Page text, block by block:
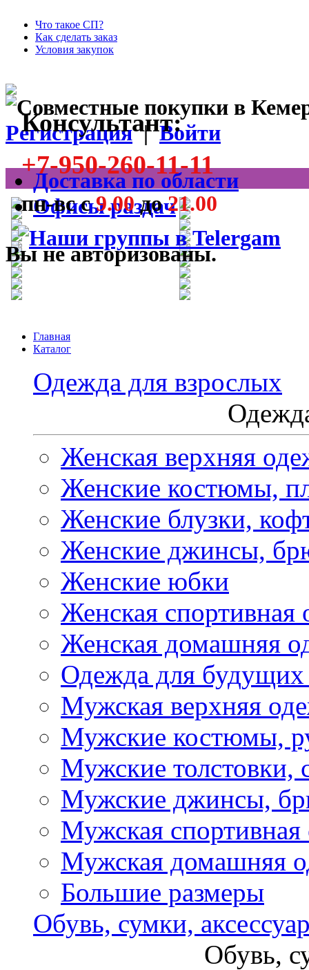
Что такое СП?
Как сделать заказ
Условия закупок
Консультант:
+7-950-260-11-11
пн-вс с9.00до21.00
Регистрация|Войти
Доставка по области
Офисы раздач
Вы не авторизованы.
Главная
Каталог
Одежда для взрослых
Женская верхняя
Женские костюмы,
Женские блузки,
Женские джинсы,
Женские юбки
Женская спортивная
Женская домашняя
Одежда для
Мужская верхняя
Мужские костюмы,
Мужские толстовки,
Мужские джинсы,
Мужская спортивная
Мужская домашняя
Большие размеры
Обувь, сумки,
Обувь,